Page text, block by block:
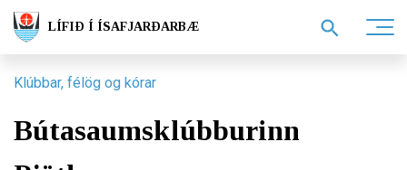
LÍFIÐ Í ÍSAFJARÐARBÆ
Klúbbar, félög og kórar
Bútasaumsklúbburinn